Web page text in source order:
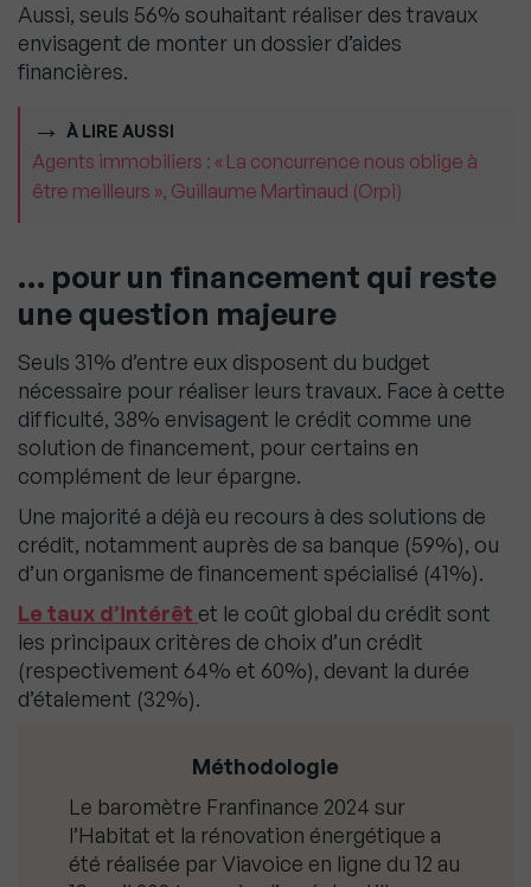
Aussi, seuls 56% souhaitant réaliser des travaux
envisagent de monter un dossier d’aides
financières.
À LIRE AUSSI
Agents immobiliers : « La concurrence nous oblige à
être meilleurs », Guillaume Martinaud (Orpi)
… pour un financement qui reste
une question majeure
Seuls 31% d’entre eux disposent du budget
nécessaire pour réaliser leurs travaux. Face à cette
difficulté, 38% envisagent le crédit comme une
solution de financement, pour certains en
complément de leur épargne.
Une majorité a déjà eu recours à des solutions de
crédit, notamment auprès de sa banque (59%), ou
d’un organisme de financement spécialisé (41%).
Le taux d’intérêt et le coût global du crédit sont
les principaux critères de choix d’un crédit
(respectivement 64% et 60%), devant la durée
d’étalement (32%).
Méthodologie
Le baromètre Franfinance 2024 sur
l’Habitat et la rénovation énergétique a
été réalisée par Viavoice en ligne du 12 au